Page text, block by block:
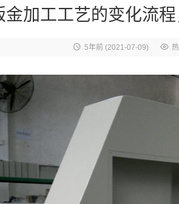
金加工工艺的变化流程
5年前(2021-07-09)